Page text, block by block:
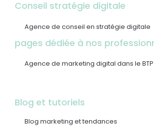
Conseil stratégie digitale
Agence de conseil en stratégie digitale
pages dédiée à nos
Agence de marketing digital dans le
Blog et tutoriels
Blog marketing et tendances